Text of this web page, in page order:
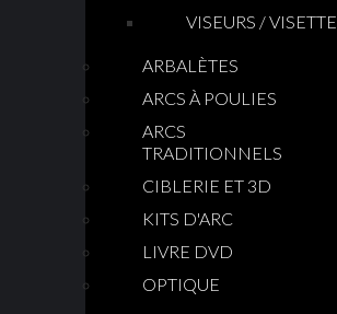
VISEURS / VISETTE
ARBALÈTES
ARCS À POULIES
ARCS
TRADITIONNELS
CIBLERIE ET 3D
KITS D'ARC
LIVRE DVD
OPTIQUE